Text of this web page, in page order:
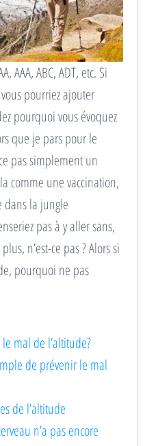
AAA, ABC, ADT, etc. Si
pourriez ajouter
pourquoi vous évoquez
que je pars pour le
pas simplement un
comme une vaccination,
dans la jungle
pas à y aller sans,
n’est-ce pas ? Alors si
pourquoi ne pas
le mal de l’altitude?
de prévenir le mal
de l’altitude
n’a pas encore